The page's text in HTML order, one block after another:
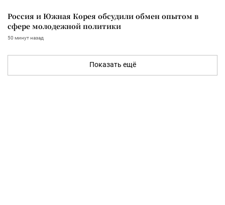
Россия и Южная Корея обсудили обмен опытом в
сфере молодежной политики
50 минут назад
Показать ещё